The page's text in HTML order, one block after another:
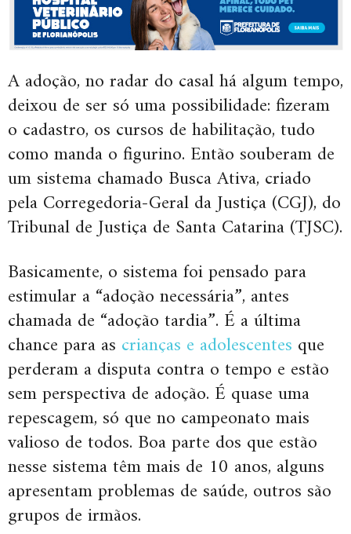
A adoção, no radar do casal há algum tempo,
deixou de ser só uma possibilidade: fizeram
o cadastro, os cursos de habilitação, tudo
como manda o figurino. Então souberam de
um sistema chamado Busca Ativa, criado
pela Corregedoria-Geral da Justiça (CGJ), do
Tribunal de Justiça de Santa Catarina (TJSC).
Basicamente, o sistema foi pensado para
estimular a “adoção necessária”, antes
chamada de “adoção tardia”. É a última
chance para as crianças e adolescentes que
perderam a disputa contra o tempo e estão
sem perspectiva de adoção. É quase uma
repescagem, só que no campeonato mais
valioso de todos. Boa parte dos que estão
nesse sistema têm mais de 10 anos, alguns
apresentam problemas de saúde, outros são
grupos de irmãos.